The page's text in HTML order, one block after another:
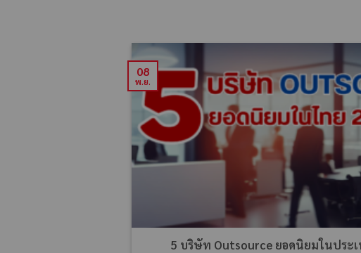
5 บริษัท Outsource ยอดนิยมในประ
08
พ.ย.